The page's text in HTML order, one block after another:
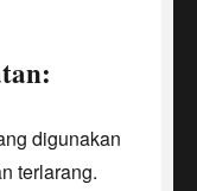
digunakan
terlarang.